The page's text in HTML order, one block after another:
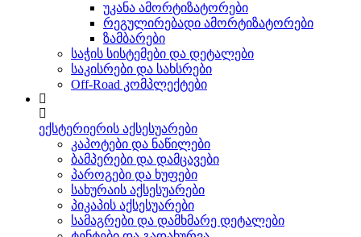
უკანა ამორტიზატორები
რეგულირებადი ამორტიზატორები
ზამბარები
საჭის სისტემები და დეტალები
საკისრები და სახსრები
Off-Road კომპლექტები
ექსტერიერის აქსესუარები
კაპოტები და ნაწილები
ბამპერები და დამცავები
პაროგები და ხუფები
სახურაის აქსესუარები
პიკაპის აქსესუარები
სამაგრები და დამხმარე დეტალები